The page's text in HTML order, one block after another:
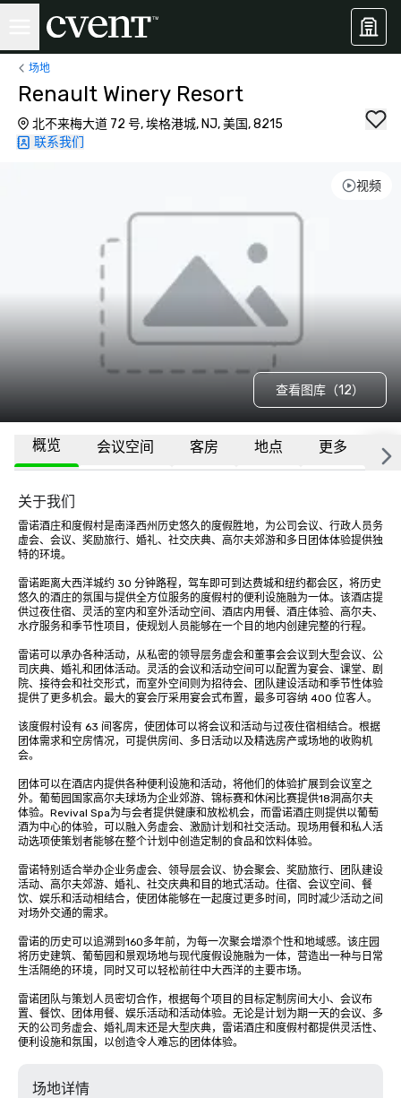
场地
Renault Winery Resort
北不来梅大道 72 号, 埃格港城, NJ, 美国, 8215
联系我们
视频
查看图库（12）
概览 会议空间 客房 地点 更多 常
关于我们
雷诺酒庄和度假村是南泽西州历史悠久的度假胜地，为公司会议、行政人员务
虚会、会议、奖励旅行、婚礼、社交庆典、高尔夫郊游和多日团体体验提供独
特的环境。
雷诺距离大西洋城约 30 分钟路程，驾车即可到达费城和纽约都会区，将历史
悠久的酒庄的氛围与提供全方位服务的度假村的便利设施融为一体。该酒店提
供过夜住宿、灵活的室内和室外活动空间、酒店内用餐、酒庄体验、高尔夫、
水疗服务和季节性项目，使规划人员能够在一个目的地内创建完整的行程。
雷诺可以承办各种活动，从私密的领导层务虚会和董事会会议到大型会议、公
司庆典、婚礼和团体活动。灵活的会议和活动空间可以配置为宴会、课堂、剧
院、接待会和社交形式，而室外空间则为招待会、团队建设活动和季节性体验
提供了更多机会。最大的宴会厅采用宴会式布置，最多可容纳 400 位客人。
该度假村设有 63 间客房，使团体可以将会议和活动与过夜住宿相结合。根据
团体需求和空房情况，可提供房间、多日活动以及精选房产或场地的收购机
会。
团体可以在酒店内提供各种便利设施和活动，将他们的体验扩展到会议室之
外。葡萄园国家高尔夫球场为企业郊游、锦标赛和休闲比赛提供18洞高尔夫
体验。Revival Spa为与会者提供健康和放松机会，而雷诺酒庄则提供以葡萄
酒为中心的体验，可以融入务虚会、激励计划和社交活动。现场用餐和私人活
动选项使策划者能够在整个计划中创造定制的食品和饮料体验。
雷诺特别适合举办企业务虚会、领导层会议、协会聚会、奖励旅行、团队建设
活动、高尔夫郊游、婚礼、社交庆典和目的地式活动。住宿、会议空间、餐
饮、娱乐和活动相结合，使团体能够在一起度过更多时间，同时减少活动之间
对场外交通的需求。
雷诺的历史可以追溯到160多年前，为每一次聚会增添个性和地域感。该庄园
将历史建筑、葡萄园和景观场地与现代度假设施融为一体，营造出一种与日常
生活隔绝的环境，同时又可以轻松前往中大西洋的主要市场。
雷诺团队与策划人员密切合作，根据每个项目的目标定制房间大小、会议布
置、餐饮、团体用餐、娱乐活动和活动体验。无论是计划为期一天的会议、多
天的公司务虚会、婚礼周末还是大型庆典，雷诺酒庄和度假村都提供灵活性、
便利设施和氛围，以创造令人难忘的团体体验。
场地详情